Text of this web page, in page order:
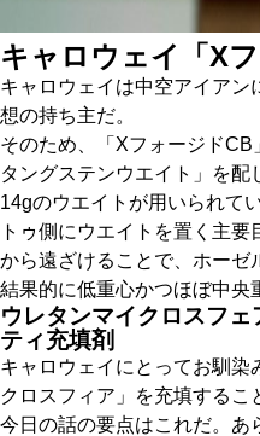
キャロウェイ「X
キャロウェイは中空アイアン
想の持ち主だ。
そのため、「Xフォージド
タングステンウエイト」を配
14gのウエイトが用いられて
トゥ側にウエイトを置く主
から遠ざけることで、ホーゼ
結果的に低重心かつほぼ中央
ウレタンマイクロスフ
ティ充填剤
キャロウェイにとってお馴染
クロスフィア」を充填するこ
今日の話の要点はこれだ。あ